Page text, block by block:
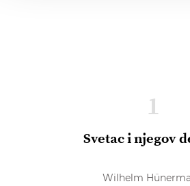
1
Svetac i njegov
Wilhelm